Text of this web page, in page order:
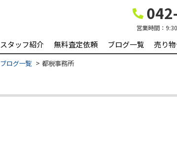
営業時間：
スタッフ紹介 無料査定依頼 ブログ一覧 売り
ブログ一覧 都税事務所